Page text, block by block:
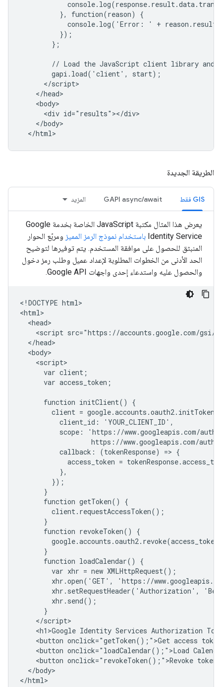
          }, function(reason) {
console.log('Error: ' +
          });
        };
// Load the JavaScript client library and
        gapi.load('client', start);
      </script>
    </head>
    <body>
      <div id="results"></div>
    </body>
الطريقة الجديدة
GIS فقط GAPI async/await المزيد
يعرض هذا المثال مكتبة JavaScript الخاصة بخدمة Google
Identity Service باستخدام نموذج الرمز المميز ومربّع الحوار
المنبثق للحصول على موافقة المستخدم. يتم توفيرها لتوضيح
الحد الأدنى من الخطوات المطلوبة لإعداد عميل وطلب رمز دخول
والحصول عليه واستدعاء إحدى واجهات Google API.
<!DOCTYPE html>
<html>
  <head>
<script src="https://accounts.google.com/
  </head>
  <body>
    <script>
      var client;
      var access_token;
      function initClient() {
client =
          client_id: 'YOUR_CLIENT_ID',
scope: 'https://www.googleapis.com/
https://www.googleapis.com/
          callback: (tokenResponse) => {
access_token =
          },
        });
      }
      function getToken() {
        client.requestAccessToken();
      }
      function revokeToken() {
      }
      function loadCalendar() {
        var xhr = new XMLHttpRequest();
xhr.open('GET', 'https://
xhr.setRequestHeader('Authorization',
        xhr.send();
      }
    </script>
<h1>Google Identity Services Authorization
<button onclick="getToken();">Get access
<button onclick="loadCalendar();">Load
<button onclick="revokeToken();">Revoke
  </body>